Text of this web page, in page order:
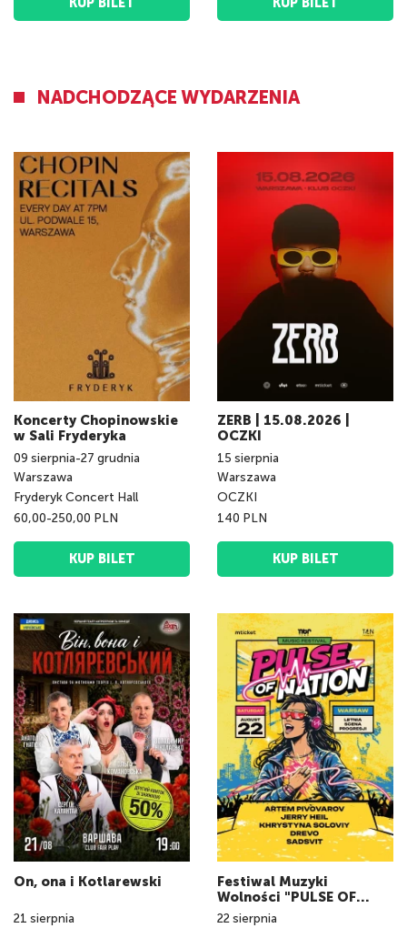
KUP BILET KUP BILET
NADCHODZĄCE WYDARZENIA
Koncerty Chopinowskie
w Sali Fryderyka
09 sierpnia-27 grudnia
Warszawa
Fryderyk Concert Hall
60,00-250,00 PLN
KUP BILET
ZERB | 15.08.2026 |
OCZKI
15 sierpnia
Warszawa
OCZKI
140 PLN
KUP BILET
On, ona i Kotlarewski
21 sierpnia
Festiwal Muzyki
Wolności "PULSE OF
NATION fest"
22sierpnia